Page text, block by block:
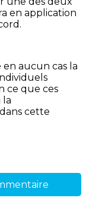
en application
aucun cas la
ce que ces
la
cette